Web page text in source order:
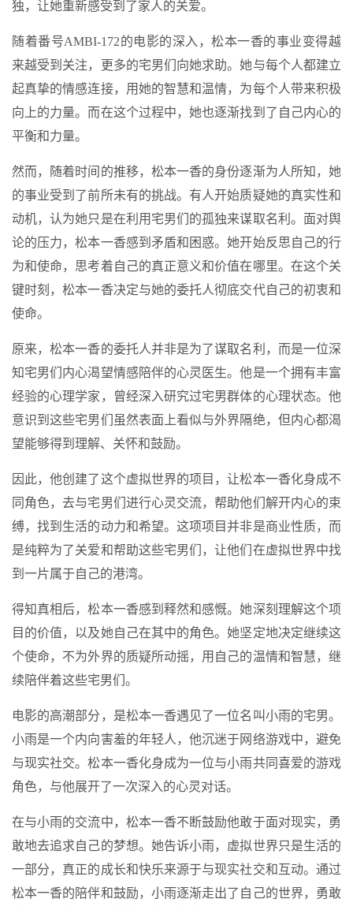
独，让她重新感受到了家人的关爱。
随着番号AMBI-172的电影的深入，松本一香的事业变得越
来越受到关注，更多的宅男们向她求助。她与每个人都建立
起真挚的情感连接，用她的智慧和温情，为每个人带来积极
向上的力量。而在这个过程中，她也逐渐找到了自己内心的
平衡和力量。
然而，随着时间的推移，松本一香的身份逐渐为人所知，她
的事业受到了前所未有的挑战。有人开始质疑她的真实性和
动机，认为她只是在利用宅男们的孤独来谋取名利。面对舆
论的压力，松本一香感到矛盾和困惑。她开始反思自己的行
为和使命，思考着自己的真正意义和价值在哪里。在这个关
键时刻，松本一香决定与她的委托人彻底交代自己的初衷和
使命。
原来，松本一香的委托人并非是为了谋取名利，而是一位深
知宅男们内心渴望情感陪伴的心灵医生。他是一个拥有丰富
经验的心理学家，曾经深入研究过宅男群体的心理状态。他
意识到这些宅男们虽然表面上看似与外界隔绝，但内心都渴
望能够得到理解、关怀和鼓励。
因此，他创建了这个虚拟世界的项目，让松本一香化身成不
同角色，去与宅男们进行心灵交流，帮助他们解开内心的束
缚，找到生活的动力和希望。这项项目并非是商业性质，而
是纯粹为了关爱和帮助这些宅男们，让他们在虚拟世界中找
到一片属于自己的港湾。
得知真相后，松本一香感到释然和感慨。她深刻理解这个项
目的价值，以及她自己在其中的角色。她坚定地决定继续这
个使命，不为外界的质疑所动摇，用自己的温情和智慧，继
续陪伴着这些宅男们。
电影的高潮部分，是松本一香遇见了一位名叫小雨的宅男。
小雨是一个内向害羞的年轻人，他沉迷于网络游戏中，避免
与现实社交。松本一香化身成为一位与小雨共同喜爱的游戏
角色，与他展开了一次深入的心灵对话。
在与小雨的交流中，松本一香不断鼓励他敢于面对现实，勇
敢地去追求自己的梦想。她告诉小雨，虚拟世界只是生活的
一部分，真正的成长和快乐来源于与现实社交和互动。通过
松本一香的陪伴和鼓励，小雨逐渐走出了自己的世界，勇敢